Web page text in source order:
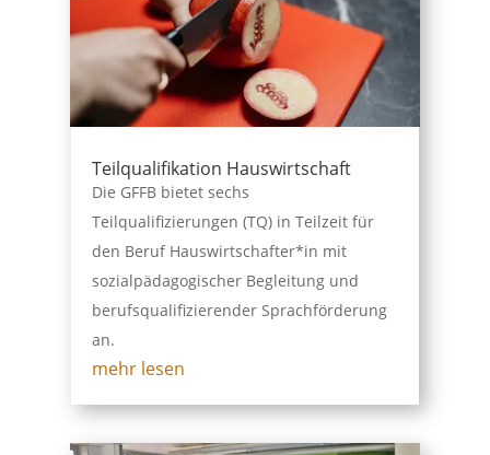
Teilqualifikation Hauswirtschaft
Die GFFB bietet sechs
Teilqualifizierungen (TQ) in Teilzeit für
den Beruf Hauswirtschafter*in mit
sozialpädagogischer Begleitung und
berufsqualifizierender Sprachförderung
an.
mehr lesen